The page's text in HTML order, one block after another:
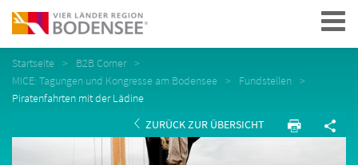
Navigation
Startseite
B2B Corner
MICE: Tagungen und Kongresse am Bodensee
Fundstellen
Piratenfahrten mit der Lädine
ZURÜCK ZUR ÜBERSICHT